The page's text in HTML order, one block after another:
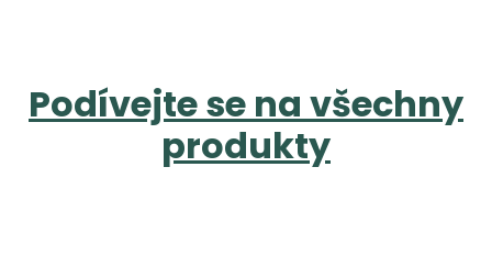
Podívejte se na všechny
produkty